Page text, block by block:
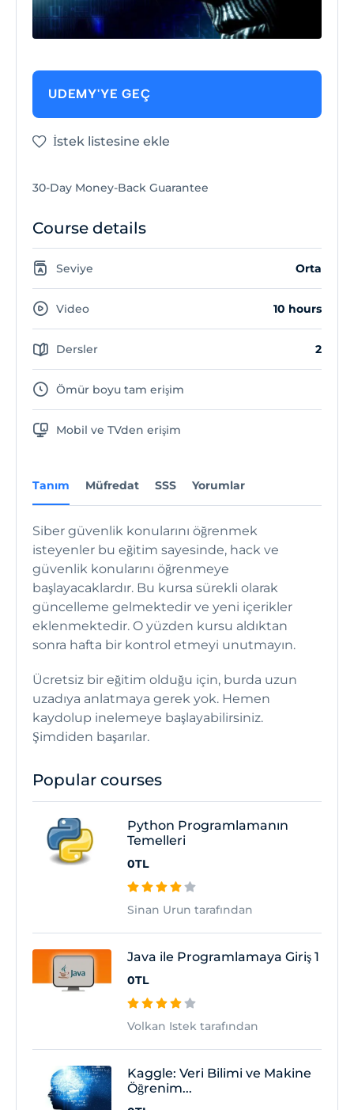
Tanım Müfredat SSS Yorumlar
Siber güvenlik konularını öğrenmek
isteyenler bu eğitim sayesinde, hack ve
güvenlik konularını öğrenmeye
başlayacaklardır. Bu kursa sürekli olarak
güncelleme gelmektedir ve yeni içerikler
eklenmektedir. O yüzden kursu aldıktan
sonra hafta bir kontrol etmeyi unutmayın.
Ücretsiz bir eğitim olduğu için, burda uzun
uzadıya anlatmaya gerek yok. Hemen
kaydolup inelemeye başlayabilirsiniz.
Şimdiden başarılar.
UDEMY'YE GEÇ
İstek listesine ekle
30-Day Money-Back Guarantee
Course details
Seviye Orta
Video 10 hours
Dersler 2
Ömür boyu tam erişim
Mobil ve TVden erişim
Popular courses
Python Programlamanın
Temelleri
0TL
Sinan Urun tarafından
Java ile Programlamaya Giriş 1
0TL
Volkan Istek tarafından
Kaggle: Veri Bilimi ve Makine
Öğrenim...